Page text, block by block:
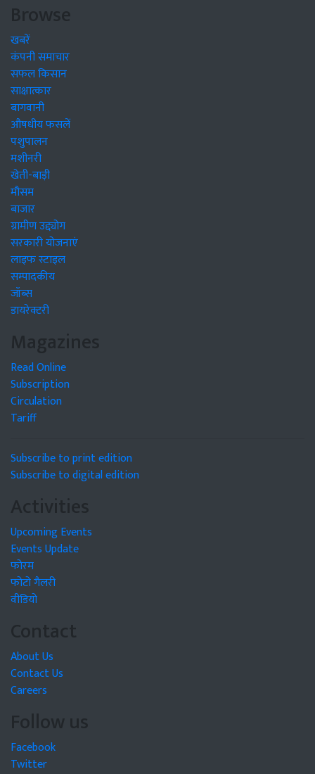
Browse
खबरें
कंपनी समाचार
सफल किसान
साक्षात्कार
बागवानी
औषधीय फसलें
पशुपालन
मशीनरी
खेती-बाड़ी
मौसम
बाजार
ग्रामीण उद्द्योग
सरकारी योजनाएं
लाइफ स्टाइल
सम्पादकीय
जॉब्स
डायरेक्टरी
Magazines
Read Online
Subscription
Circulation
Tariff
Subscribe to print edition
Subscribe to digital edition
Activities
Upcoming Events
Events Update
फोरम
फोटो गैलरी
वीडियो
Contact
About Us
Contact Us
Careers
Follow us
Facebook
Twitter